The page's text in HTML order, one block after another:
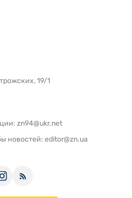
19/1
zn94@ukr.net
новостей: editor@zn.ua